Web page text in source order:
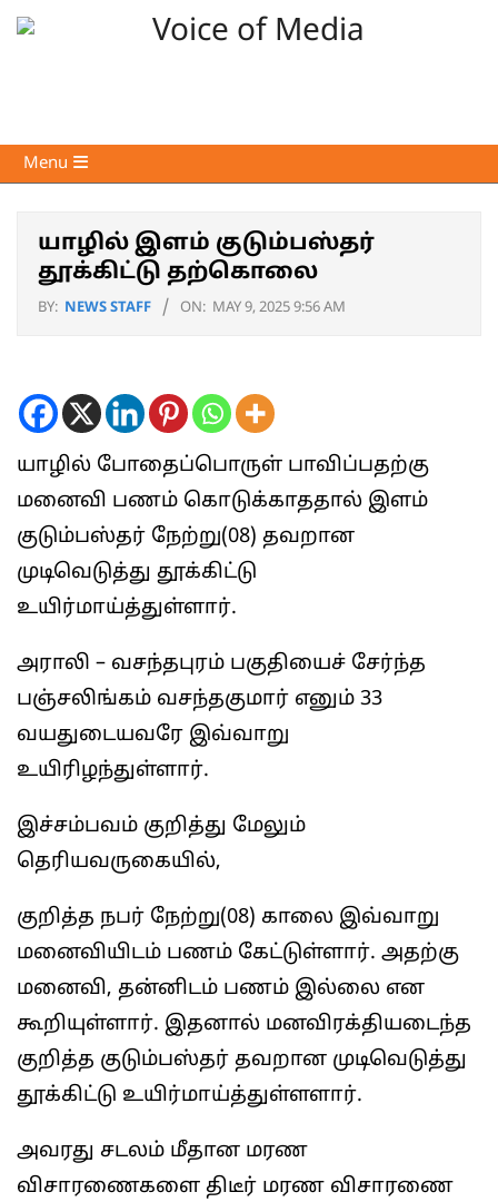
Skip
Voice
of
Primary
Navigation
Menu
யாழில் இளம் குடும்பஸ்தர்
தூக்கிட்டு தற்கொலை
BY: NEWS STAFF ON: MAY 9, 2025 9:56 AM
யாழில் போதைப்பொருள் பாவிப்பதற்கு
மனைவி பணம் கொடுக்காததால் இளம்
குடும்பஸ்தர் நேற்று(08) தவறான
முடிவெடுத்து தூக்கிட்டு
உயிர்மாய்த்துள்ளார்.
அராலி – வசந்தபுரம் பகுதியைச் சேர்ந்த
பஞ்சலிங்கம் வசந்தகுமார் எனும் 33
வயதுடையவரே இவ்வாறு
உயிரிழந்துள்ளார்.
இச்சம்பவம் குறித்து மேலும்
தெரியவருகையில்,
குறித்த நபர் நேற்று(08) காலை இவ்வாறு
மனைவியிடம் பணம் கேட்டுள்ளார். அதற்கு
மனைவி, தன்னிடம் பணம் இல்லை என
கூறியுள்ளார். இதனால் மனவிரக்தியடைந்த
குறித்த குடும்பஸ்தர் தவறான முடிவெடுத்து
தூக்கிட்டு உயிர்மாய்த்துள்ளளார்.
அவரது சடலம் மீதான மரண
விசாரணைகளை திடீர் மரண விசாரணை